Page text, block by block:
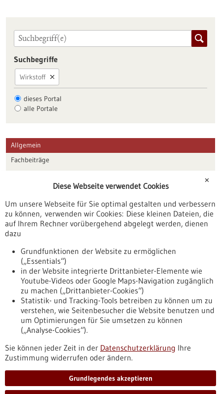
Suchbegriffe
Wirkstoff
dieses Portal
alle Portale
Allgemein
Fachbeiträge
Veranstaltungen
Erscheinungsdatum
Nach oben
Informiert bleiben
Newsletter abonnieren
✕
Diese Webseite verwendet Cookies
Um unsere Webseite für Sie optimal gestalten und verbessern
zu können, verwenden wir Cookies: Diese kleinen Dateien, die
auf Ihrem Rechner vorübergehend abgelegt werden, dienen
dazu
Grundfunktionen der Website zu ermöglichen
(„Essentials“)
in der Website integrierte Drittanbieter-Elemente wie
Youtube-Videos oder Google Maps-Navigation zugänglich
zu machen („Drittanbieter-Cookies“)
Statistik- und Tracking-Tools betreiben zu können um zu
verstehen, wie Seitenbesucher die Website benutzen und
um Optimierungen für Sie umsetzen zu können
(„Analyse-Cookies“).
Sie können jeder Zeit in der Datenschutzerklärung Ihre
Zustimmung widerrufen oder ändern.
Grundlegendes akzeptieren